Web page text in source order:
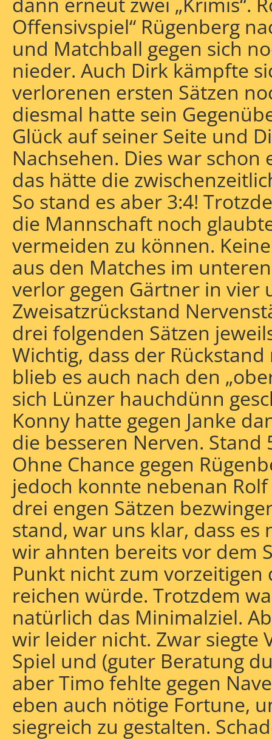
Offensivspiel“ Rügenberg
und Matchball gegen sich
nieder. Auch Dirk kämpfte
verlorenen ersten Sätzen
diesmal hatte sein
Glück auf seiner Seite und
Nachsehen. Dies war
das hätte die
So stand es aber 3:4!
die Mannschaft noch
vermeiden zu können.
aus den Matches im
verlor gegen Gärtner in vier
Zweisatzrückstand
drei folgenden Sätzen
Wichtig, dass der
blieb es auch nach den
sich Lünzer hauchdünn
Konny hatte gegen Janke
die besseren Nerven. Stand
Ohne Chance gegen
jedoch konnte nebenan
drei engen Sätzen
stand, war uns klar, dass es
wir ahnten bereits vor dem
Punkt nicht zum
reichen würde. Trotzdem
natürlich das Minimalziel.
wir leider nicht. Zwar siegte
Spiel und (guter Beratung
aber Timo fehlte gegen
eben auch nötige Fortune,
siegreich zu gestalten.